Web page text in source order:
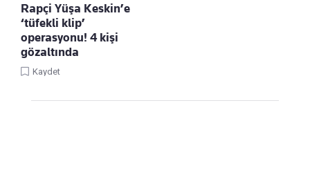
Rapçi Yüşa Keskin’e
‘tüfekli klip’
operasyonu! 4 kişi
gözaltında
Kaydet